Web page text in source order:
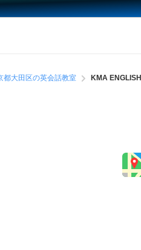
都大田区の英会話教室 KMA ENGLISH